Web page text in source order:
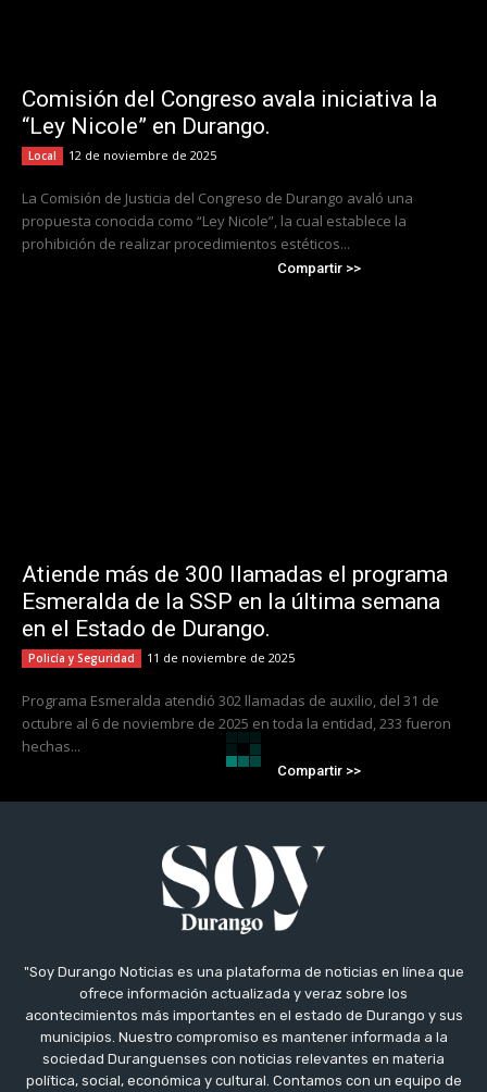
Comisión del Congreso avala iniciativa la
“Ley Nicole” en Durango.
Local 12 de noviembre de 2025
La Comisión de Justicia del Congreso de Durango avaló una
propuesta conocida como “Ley Nicole”, la cual establece la
prohibición de realizar procedimientos estéticos...
Compartir >>
Atiende más de 300 llamadas el programa
Esmeralda de la SSP en la última semana
en el Estado de Durango.
Policía y Seguridad 11 de noviembre de 2025
Programa Esmeralda atendió 302 llamadas de auxilio, del 31 de
octubre al 6 de noviembre de 2025 en toda la entidad, 233 fueron
hechas...
Compartir >>
"Soy Durango Noticias es una plataforma de noticias en línea que
ofrece información actualizada y veraz sobre los
acontecimientos más importantes en el estado de Durango y sus
municipios. Nuestro compromiso es mantener informada a la
sociedad Duranguenses con noticias relevantes en materia
política, social, económica y cultural. Contamos con un equipo de